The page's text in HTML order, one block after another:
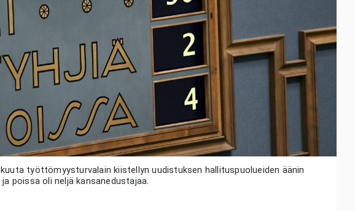
työttömyysturvalain kiistellyn uudistuksen hallituspuolueiden äänin
poissa oli neljä kansanedustajaa.